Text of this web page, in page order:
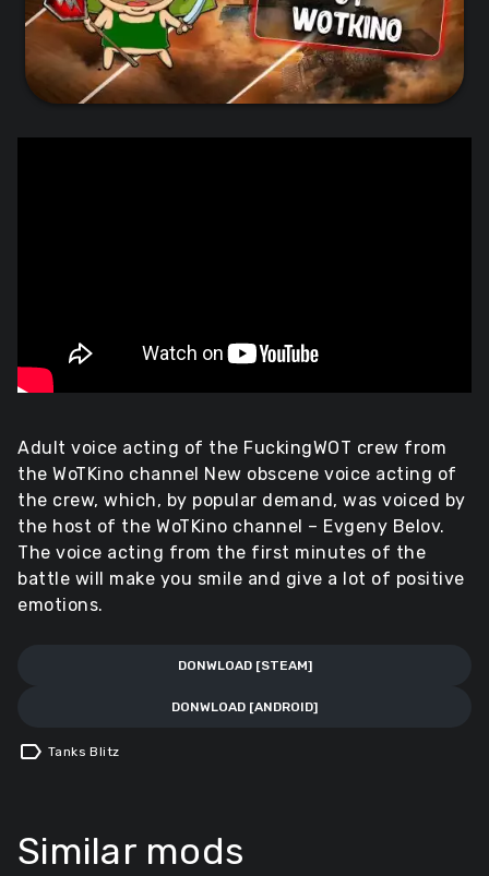
Adult voice acting of the FuckingWOT crew from
the WoTKino channel New obscene voice acting of
the crew, which, by popular demand, was voiced by
the host of the WoTKino channel – Evgeny Belov.
The voice acting from the first minutes of the
battle will make you smile and give a lot of positive
emotions.
DONWLOAD [STEAM]
DONWLOAD [ANDROID]
label Tanks Blitz
Similar mods